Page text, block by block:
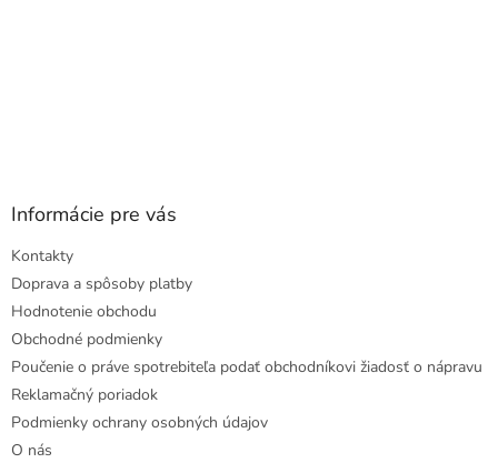
Informácie pre vás
Kontakty
Doprava a spôsoby platby
Hodnotenie obchodu
Obchodné podmienky
Poučenie o práve spotrebiteľa podať obchodníkovi žiadosť o nápravu
Reklamačný poriadok
Podmienky ochrany osobných údajov
O nás